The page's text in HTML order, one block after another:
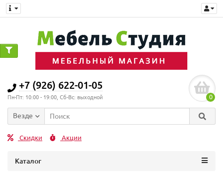
+7 (926) 622-01-05
Пн-Пт: 10:00 - 19:00, Сб-Вс: выходной 0
Везде
Скидки Акции
Каталог